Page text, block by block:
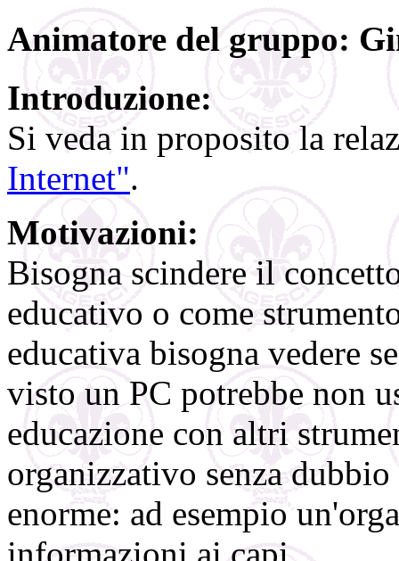
Animatore del gruppo:
Introduzione:
Si veda in proposito la
Internet".
Motivazioni:
Bisogna scindere il
educativo o come
educativa bisogna vedere
visto un PC potrebbe non
educazione con altri
organizzativo senza
enorme: ad esempio